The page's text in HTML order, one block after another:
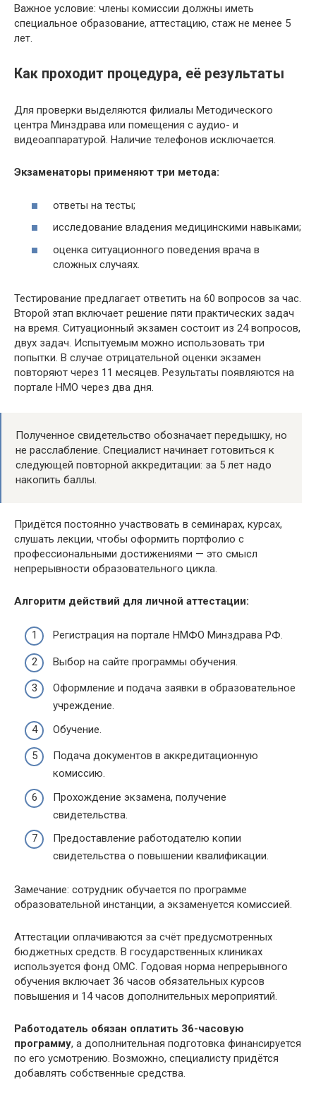
Важное условие: члены комиссии должны иметь
специальное образование, аттестацию, стаж не менее 5
лет.
Как проходит процедура, её результаты
Для проверки выделяются филиалы Методического
центра Минздрава или помещения с аудио- и
видеоаппаратурой. Наличие телефонов исключается.
Экзаменаторы применяют три метода:
ответы на тесты;
исследование владения медицинскими навыками;
оценка ситуационного поведения врача в
сложных случаях.
Тестирование предлагает ответить на 60 вопросов за час.
Второй этап включает решение пяти практических задач
на время. Ситуационный экзамен состоит из 24 вопросов,
двух задач. Испытуемым можно использовать три
попытки. В случае отрицательной оценки экзамен
повторяют через 11 месяцев. Результаты появляются на
портале НМО через два дня.
Полученное свидетельство обозначает передышку, но
не расслабление. Специалист начинает готовиться к
следующей повторной аккредитации: за 5 лет надо
накопить баллы.
Придётся постоянно участвовать в семинарах, курсах,
слушать лекции, чтобы оформить портфолио с
профессиональными достижениями — это смысл
непрерывности образовательного цикла.
Алгоритм действий для личной аттестации:
Регистрация на портале НМФО Минздрава РФ.
Выбор на сайте программы обучения.
Оформление и подача заявки в образовательное
учреждение.
Обучение.
Подача документов в аккредитационную
комиссию.
Прохождение экзамена, получение
свидетельства.
Предоставление работодателю копии
свидетельства о повышении квалификации.
Замечание: сотрудник обучается по программе
образовательной инстанции, а экзаменуется комиссией.
Аттестации оплачиваются за счёт предусмотренных
бюджетных средств. В государственных клиниках
используется фонд ОМС. Годовая норма непрерывного
обучения включает 36 часов обязательных курсов
повышения и 14 часов дополнительных мероприятий.
Работодатель обязан оплатить 36-часовую
программу, а дополнительная подготовка финансируется
по его усмотрению. Возможно, специалисту придётся
добавлять собственные средства.